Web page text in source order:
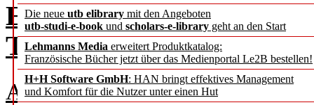
Die neue utb elibrary mit den Angeboten
utb-studi-e-book und scholars-e-library geht an den Start
Lehmanns Media erweitert Produktkatalog:
Französische Bücher jetzt über das Medienportal Le2B bestellen!
H+H Software GmbH: HAN bringt effektives Management
und Komfort für die Nutzer unter einen Hut
Eindrücke von der 40.
Tanzarchiv Köln
Annette Krause